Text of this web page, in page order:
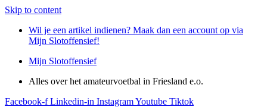
Skip to content
Wil je een artikel indienen? Maak dan een account op via
Mijn Slotoffensief!
Mijn Slotoffensief
Alles over het amateurvoetbal in Friesland e.o.
Facebook-f Linkedin-in InstagramYoutube Tiktok